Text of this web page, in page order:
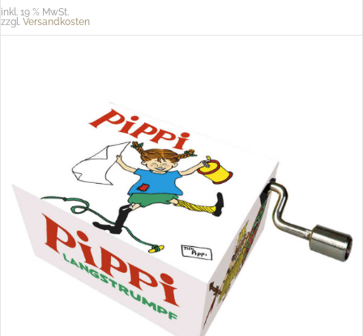
inkl. 19 % MwSt.
zzgl. Versandkosten